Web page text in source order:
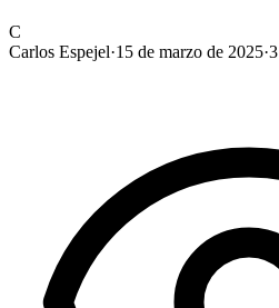
C
Carlos Espejel·15 de marzo de 2025·3